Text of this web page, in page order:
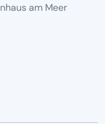
am Meer